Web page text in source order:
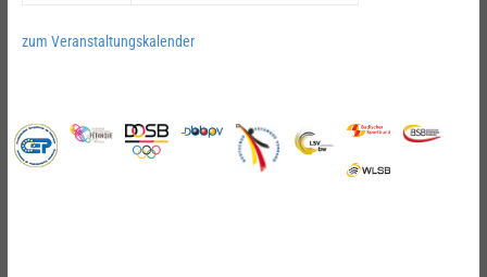
zum Veranstaltungskalender